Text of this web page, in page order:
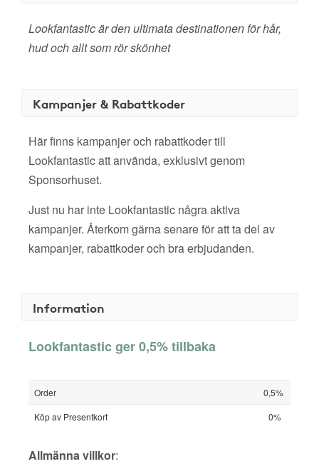
Lookfantastic är den ultimata destinationen för hår,
hud och allt som rör skönhet
Kampanjer & Rabattkoder
Här finns kampanjer och rabattkoder till
Lookfantastic att använda, exklusivt genom
Sponsorhuset.
Just nu har inte Lookfantastic några aktiva
kampanjer. Återkom gärna senare för att ta del av
kampanjer, rabattkoder och bra erbjudanden.
Information
Lookfantastic ger 0,5% tillbaka
Order
0,5%
Köp av Presentkort
0%
Allmänna villkor: